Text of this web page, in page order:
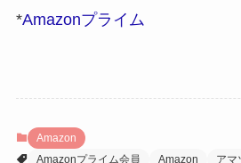
*Amazonプライム
Amazon
Amazonプライム会員
Amazon アマ